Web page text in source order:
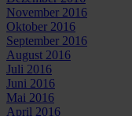
November 2016
Oktober 2016
September 2016
August 2016
Juli 2016
Juni 2016
Mai 2016
April 2016